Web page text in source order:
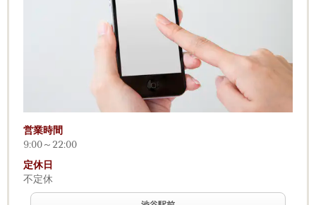
営業時間
9:00～22:00
定休日
不定休